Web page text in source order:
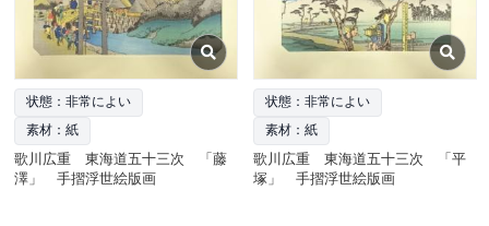
状態：非常によい
素材：紙
歌川広重 東海道五十三次 「藤
澤」 手摺浮世絵版画
状態：非常によい
素材：紙
歌川広重 東海道五十三次 「平
塚」 手摺浮世絵版画